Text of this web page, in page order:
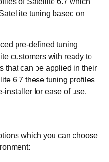
of Satellite 6.7 which
tuning based on
pre-defined tuning
customers with ready to
that can be applied in their
6.7 these tuning profiles
installer for ease of use.
which you can choose